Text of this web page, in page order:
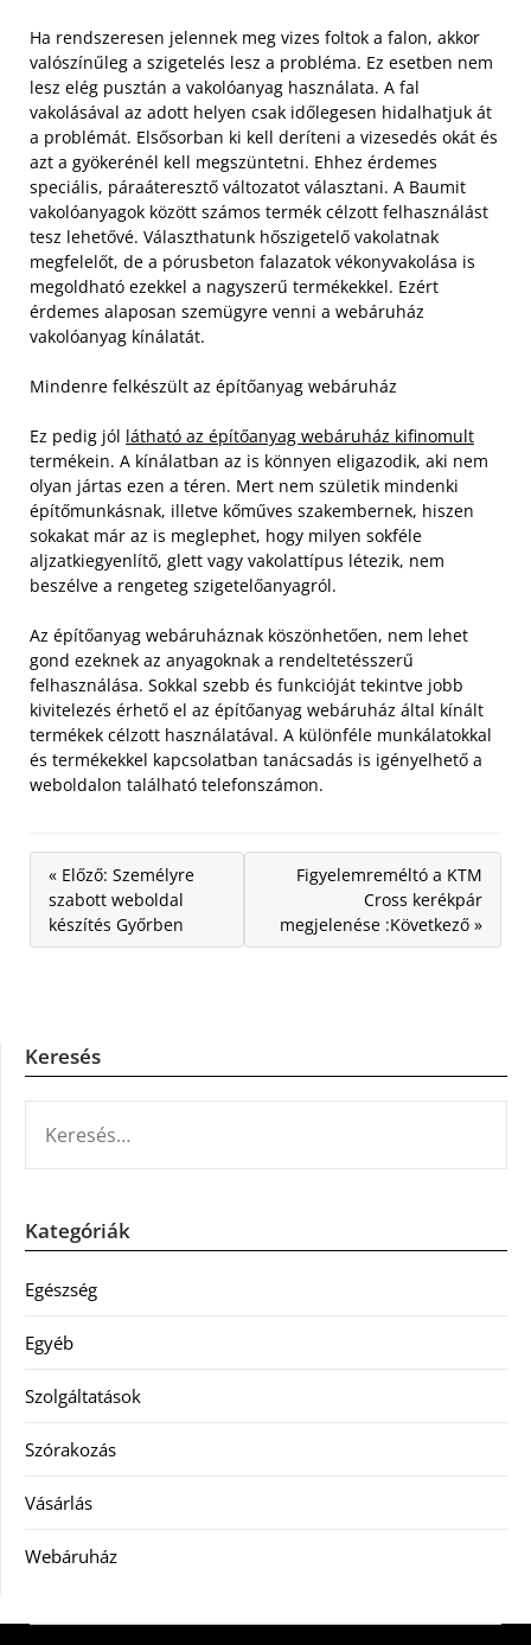
Ha rendszeresen jelennek meg vizes foltok a falon, akkor
valószínűleg a szigetelés lesz a probléma. Ez esetben nem
lesz elég pusztán a vakolóanyag használata. A fal
vakolásával az adott helyen csak időlegesen hidalhatjuk át
a problémát. Elsősorban ki kell deríteni a vizesedés okát és
azt a gyökerénél kell megszüntetni. Ehhez érdemes
speciális, páraáteresztő változatot választani. A Baumit
vakolóanyagok között számos termék célzott felhasználást
tesz lehetővé. Választhatunk hőszigetelő vakolatnak
megfelelőt, de a pórusbeton falazatok vékonyvakolása is
megoldható ezekkel a nagyszerű termékekkel. Ezért
érdemes alaposan szemügyre venni a webáruház
vakolóanyag kínálatát.
Mindenre felkészült az építőanyag webáruház
Ez pedig jól látható az építőanyag webáruház kifinomult
termékein. A kínálatban az is könnyen eligazodik, aki nem
olyan jártas ezen a téren. Mert nem születik mindenki
építőmunkásnak, illetve kőműves szakembernek, hiszen
sokakat már az is meglephet, hogy milyen sokféle
aljzatkiegyenlítő, glett vagy vakolattípus létezik, nem
beszélve a rengeteg szigetelőanyagról.
Az építőanyag webáruháznak köszönhetően, nem lehet
gond ezeknek az anyagoknak a rendeltetésszerű
felhasználása. Sokkal szebb és funkcióját tekintve jobb
kivitelezés érhető el az építőanyag webáruház által kínált
termékek célzott használatával. A különféle munkálatokkal
és termékekkel kapcsolatban tanácsadás is igényelhető a
weboldalon található telefonszámon.
« Előző: Személyre
szabott weboldal
készítés Győrben
Figyelemreméltó a KTM
Cross kerékpár
megjelenése :Következő »
Keresés
Kategóriák
Egészség
Egyéb
Szolgáltatások
Szórakozás
Vásárlás
Webáruház